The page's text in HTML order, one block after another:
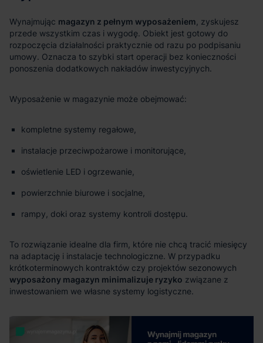
magazyn z pełnym wyposażeniem
kompletne systemy regałowe,
instalacje przeciwpożarowe i monitorujące,
oświetlenie LED i ogrzewanie,
powierzchnie biurowe i socjalne,
rampy, doki oraz systemy kontroli dostępu.
wyposażony magazyn minimalizuje ryzyko